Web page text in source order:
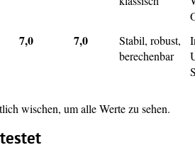
7,0 7,0
Stabil, robust,
berechenbar
wischen, um alle Werte zu sehen.